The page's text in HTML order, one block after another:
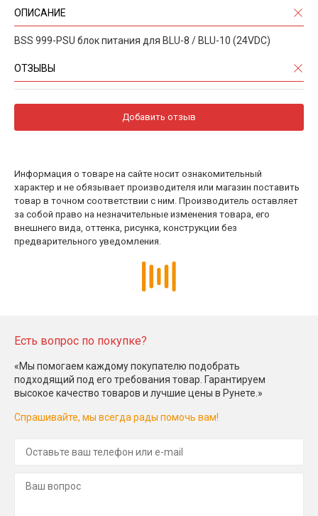
ОПИСАНИЕ
BSS 999-PSU блок питания для BLU-8 / BLU-10 (24VDC)
ОТЗЫВЫ
Добавить отзыв
Информация о товаре на сайте носит ознакомительный
характер и не обязывает производителя или магазин поставить
товар в точном соответствии с ним. Производитель оставляет
за собой право на незначительные изменения товара, его
внешнего вида, оттенка, рисунка, конструкции без
предварительного уведомления.
Есть вопрос по покупке?
«Мы помогаем каждому покупателю подобрать
подходящий под его требования товар. Гарантируем
высокое качество товаров и лучшие цены в Рунете.»
Спрашивайте, мы всегда рады помочь вам!